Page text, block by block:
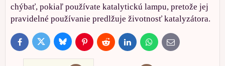
chýbať, pokiaľ používate katalytickú lampu, pretože jej
pravidelné používanie predlžuje životnosť katalyzátora.
FacebookTwitter BlueskyPinterestReddit LinkedInWhatsApp
E-
mail